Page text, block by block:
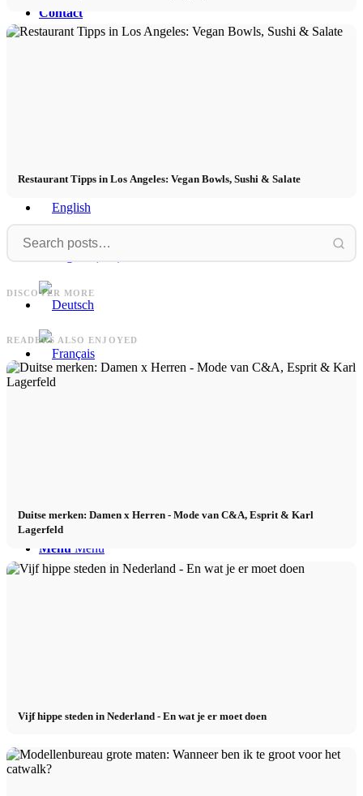
Contact
Menu Menu
Restaurant Tipps in Los Angeles: Vegan Bowls, Sushi & Salate
DISCOVER MORE
Renè Storck: Dezent glamourös &
frische Schnitte
READERS ALSO ENJOYED
Duitse merken: Damen x Herren - Mode van C&A, Esprit & Karl
Lagerfeld
Vijf hippe steden in Nederland - En wat je er moet doen